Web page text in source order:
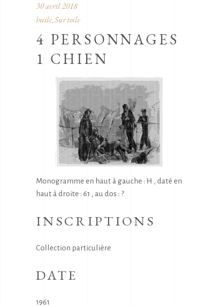
30 avril 2018
huile, Sur toile
4 PERSONNAGES
1 CHIEN
Monogramme en haut à gauche : H , daté en
haut à droite : 61 , au dos : ?
INSCRIPTIONS
Collection particulière
DATE
1961